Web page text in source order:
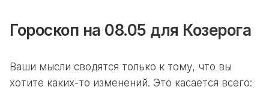
Гороскоп на 08.05 для Козерога
Ваши мысли сводятся только к тому, что вы
хотите каких-то изменений. Это касается всего: